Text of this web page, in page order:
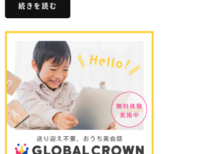
続きを読む